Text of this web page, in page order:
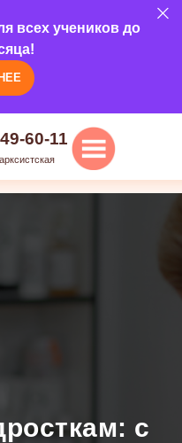
всех учеников до
д 20/1,Наши курсы
60-11
с